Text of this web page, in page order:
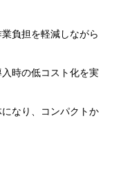
負担を軽減しながら
時の低コスト化を実
なり、コンパクトか